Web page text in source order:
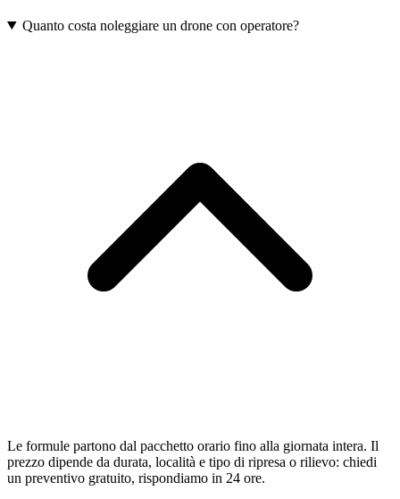
Quanto costa noleggiare un drone con operatore?
Le formule partono dal pacchetto orario fino alla giornata intera. Il
prezzo dipende da durata, località e tipo di ripresa o rilievo: chiedi
un preventivo gratuito, rispondiamo in 24 ore.